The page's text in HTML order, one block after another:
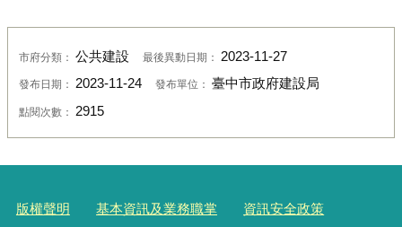
市府分類： 公共建設 最後異動日期： 2023-11-27
發布日期： 2023-11-24 發布單位： 臺中市政府建設局
點閱次數： 2915
版權聲明 基本資訊及業務職掌 資訊安全政策